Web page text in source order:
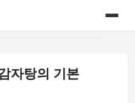
자탕의 기본